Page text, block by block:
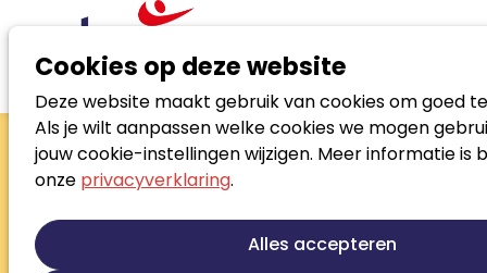
Cookies op deze website
Deze website maakt gebruik van cookies om goed
Als je wilt aanpassen welke cookies we mogen
jouw cookie-instellingen wijzigen. Meer informatie is
onze privacyverklaring.
Alles accepteren
Zoek loopbaanspecialist
Xandra Tomlow
loopbaanadviseur
Loopbaanontwikkeling
Talentontwikkeling
Persoonlijke ontwikkeling